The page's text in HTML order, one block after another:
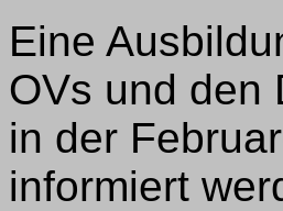
Eine
OVs und den
in der
informiert